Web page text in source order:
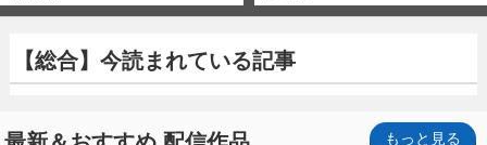
【総合】今読まれている記事
もっと見る